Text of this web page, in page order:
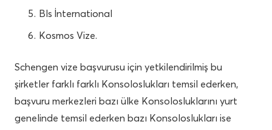
Bls İnternational
Kosmos Vize.
Schengen vize başvurusu için yetkilendirilmiş bu
şirketler farklı farklı Konsoloslukları temsil ederken,
başvuru merkezleri bazı ülke Konsolosluklarını yurt
genelinde temsil ederken bazı Konsoloslukları ise